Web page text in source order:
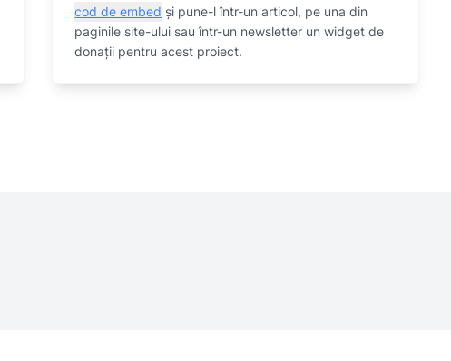
cod de embed și pune-l într-un articol, pe una din
paginile site-ului sau într-un newsletter un widget de
donații pentru acest proiect.